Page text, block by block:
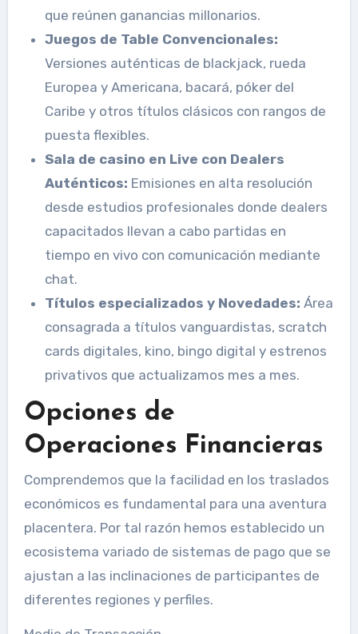
que reúnen ganancias millonarios.
Juegos de Table Convencionales:
Versiones auténticas de blackjack, rueda
Europea y Americana, bacará, póker del
Caribe y otros títulos clásicos con rangos de
puesta flexibles.
Sala de casino en Live con Dealers
Auténticos: Emisiones en alta resolución
desde estudios profesionales donde dealers
capacitados llevan a cabo partidas en
tiempo en vivo con comunicación mediante
chat.
Títulos especializados y Novedades: Área
consagrada a títulos vanguardistas, scratch
cards digitales, kino, bingo digital y estrenos
privativos que actualizamos mes a mes.
Opciones de
Operaciones Financieras
Comprendemos que la facilidad en los traslados
económicos es fundamental para una aventura
placentera. Por tal razón hemos establecido un
ecosistema variado de sistemas de pago que se
ajustan a las inclinaciones de participantes de
diferentes regiones y perfiles.